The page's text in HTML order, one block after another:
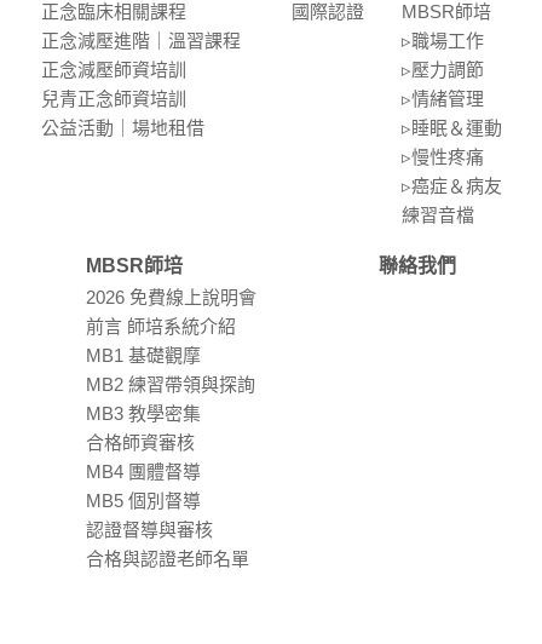
正念臨床相關課程
正念減壓進階｜溫習課程
正念減壓師資培訓
兒青正念師資培訓
公益活動｜場地租借
國際認證
MBSR師培
▹職場⼯作
▹壓⼒調節
▹情緒管理
▹睡眠＆運動
▹慢性疼痛
▹癌症＆病友
練習⾳檔
MBSR師培
2026 免費線上說明會
前言 師培系統介紹
MB1 基礎觀摩
MB2 練習帶領與探詢
MB3 教學密集
合格師資審核
MB4 團體督導
MB5 個別督導
認證督導與審核
合格與認證老師名單
聯絡我們